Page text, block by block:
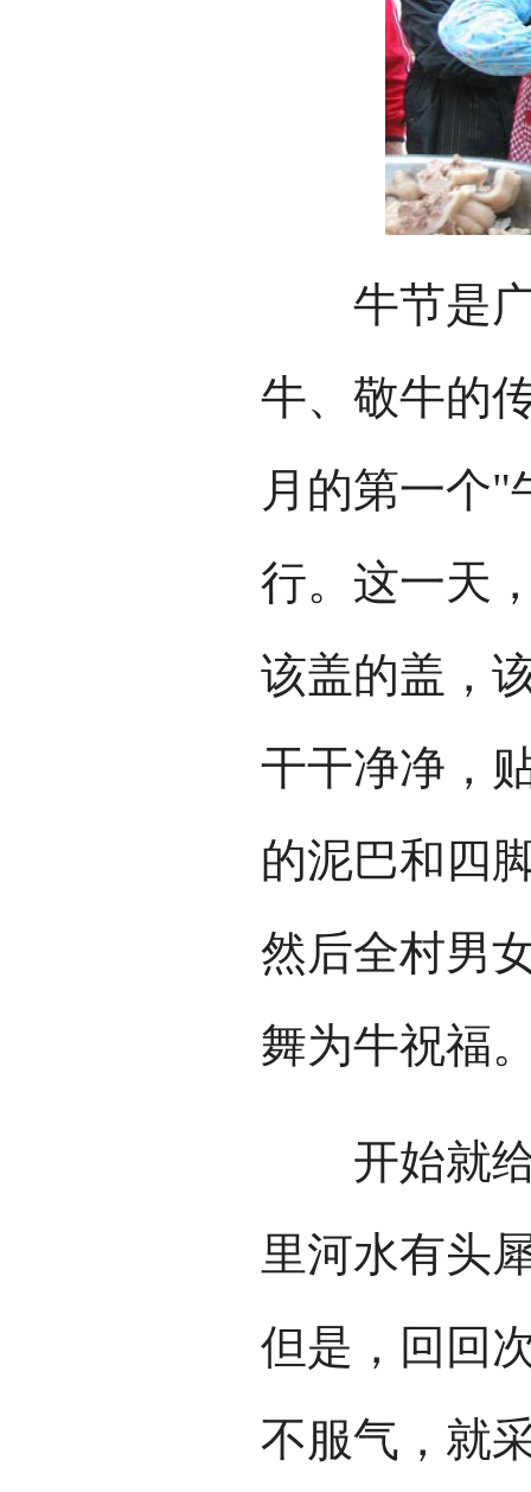
牛节是广
牛、敬牛的
月的第一个"
行。这一天
该盖的盖，
干干净净，
的泥巴和四
然后全村男
舞为牛祝福
开始就给
里河水有头
但是，回回
不服气，就